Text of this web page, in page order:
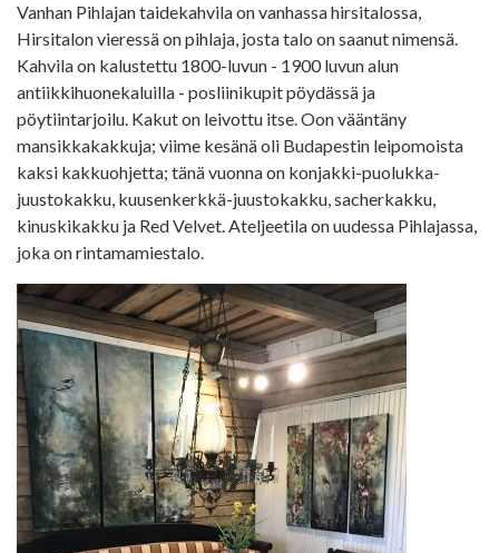
Vanhan Pihlajan taidekahvila on vanhassa hirsitalossa,
Hirsitalon vieressä on pihlaja, josta talo on saanut nimensä.
Kahvila on kalustettu 1800-luvun - 1900 luvun alun
antiikkihuonekaluilla - posliinikupit pöydässä ja
pöytiintarjoilu. Kakut on leivottu itse. Oon vääntäny
mansikkakakkuja; viime kesänä oli Budapestin leipomoista
kaksi kakkuohjetta; tänä vuonna on konjakki-puolukka-
juustokakku, kuusenkerkkä-juustokakku, sacherkakku,
kinuskikakku ja Red Velvet. Ateljeetila on uudessa Pihlajassa,
joka on rintamamiestalo.